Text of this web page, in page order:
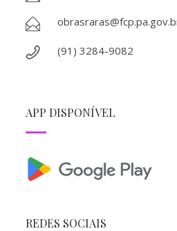
(91) 3284-9082
APP DISPONÍVEL
REDES SOCIAIS